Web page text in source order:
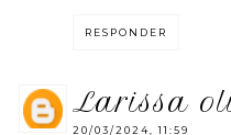
RESPONDER
larissa
20/03/2024, 11:59